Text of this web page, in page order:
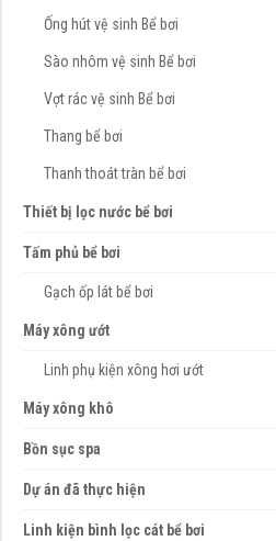
Ống hút vệ sinh Bể bơi
Sào nhôm vệ sinh Bể bơi
Vợt rác vệ sinh Bể bơi
Thang bể bơi
Thanh thoát tràn bể bơi
Thiết bị lọc nước bể bơi
Tấm phủ bể bơi
Gạch ốp lát bể bơi
Máy xông ướt
Linh phụ kiện xông hơi ướt
Máy xông khô
Bồn sục spa
Dự án đã thực hiện
Linh kiện bình lọc cát bể bơi